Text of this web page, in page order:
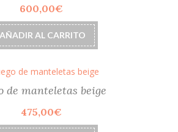
600,00€
AÑADIR AL CARRITO
de manteletas beige
475,00€